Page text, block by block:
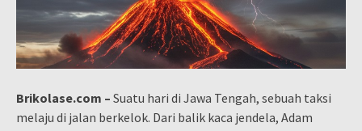
Brikolase.com – Suatu hari di Jawa Tengah, sebuah taksi
melaju di jalan berkelok. Dari balik kaca jendela, Adam